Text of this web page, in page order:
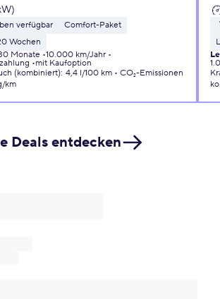
verfügbar
Comfort-Paket
Wochen
Monate 10.000 km/Jahr
mit Kaufoption
(kombiniert): 4,4 l/100 km
CO₂-Emissionen
km
Deals entdecken